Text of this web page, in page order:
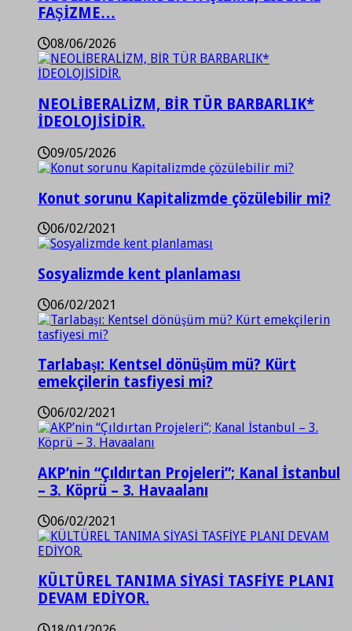
FAŞİZME…
08/06/2026
NEOLİBERALİZM, BİR TÜR BARBARLIK*
İDEOLOJİSİDİR.
09/05/2026
Konut sorunu Kapitalizmde çözülebilir mi?
06/02/2021
Sosyalizmde kent planlaması
06/02/2021
Tarlabaşı: Kentsel dönüşüm mü? Kürt
emekçilerin tasfiyesi mi?
06/02/2021
AKP’nin “Çıldırtan Projeleri”; Kanal İstanbul
– 3. Köprü – 3. Havaalanı
06/02/2021
KÜLTÜREL TANIMA SİYASİ TASFİYE PLANI
DEVAM EDİYOR.